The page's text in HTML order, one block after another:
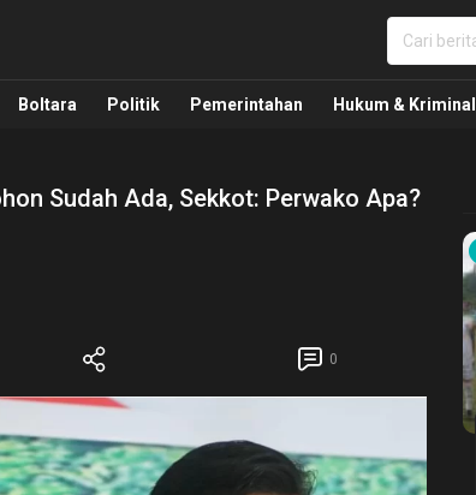
Pemerintahan, Hukum Kriminal dan Nasional
Boltara Politik Pemerintahan Hukum & Kriminal
Sudah Ada, Sekkot: Perwako Apa?
0